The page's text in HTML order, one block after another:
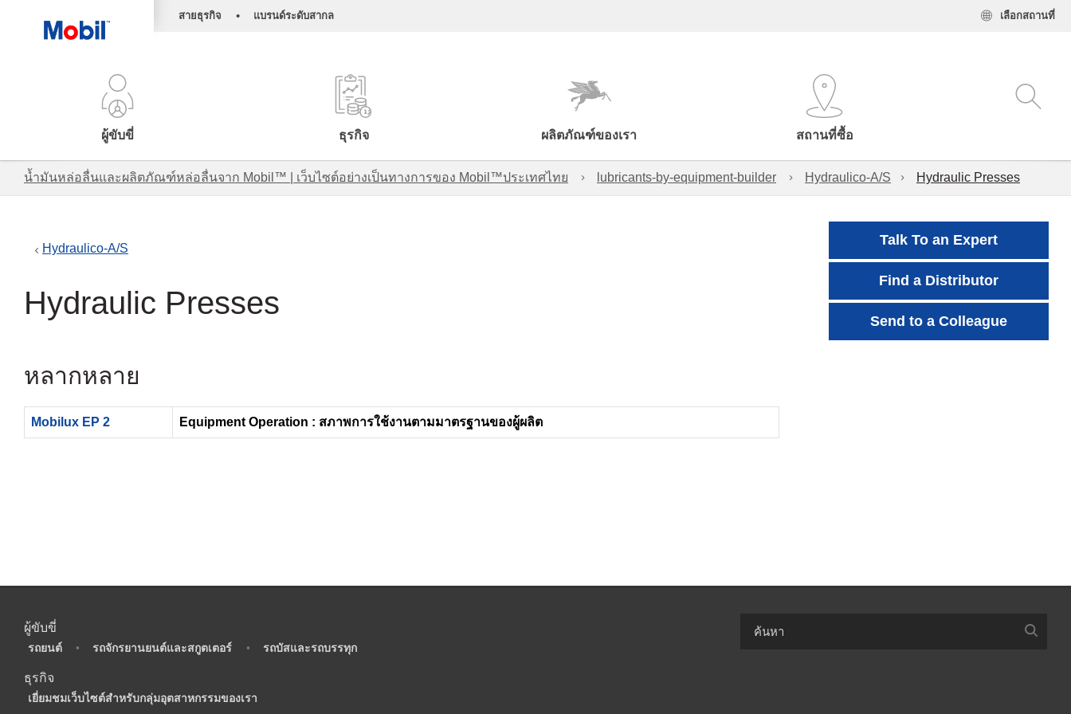
สายธุรกิจ • แบรนด์ระดับสากล เลือกสถานที่
ผู้ขับขี่ ธุรกิจ ผลิตภัณฑ์ของเรา สถานที่ซื้อ
น้ำมันหล่อลื่นและผลิตภัณฑ์หล่อลื่นจาก Mobil™ | เว็บไซต์อย่างเป็นทางการของ Mobil™ประเทศไทย lubricants-by-equipment-builder Hydraulico-A/S Hydraulic Presses
Hydraulico-A/S
Hydraulic Presses
หลากหลาย
Mobilux EP 2 Equipment Operation : สภาพการใช้งานตามมาตรฐานของผู้ผลิต
Talk To an Expert
Find a Distributor
Send to a Colleague
ผู้ขับขี่
รถยนต์ • รถจักรยานยนต์และสกูตเตอร์ • รถบัสและรถบรรทุก
ธุรกิจ
เยี่ยมชมเว็บไซต์สำหรับกลุ่มอุตสาหกรรมของเรา